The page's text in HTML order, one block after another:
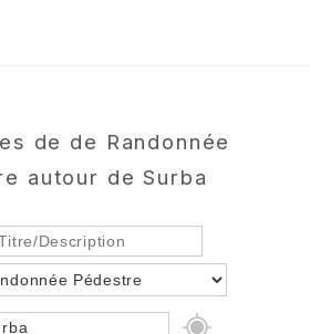
de de Randonnée
autour de Surba